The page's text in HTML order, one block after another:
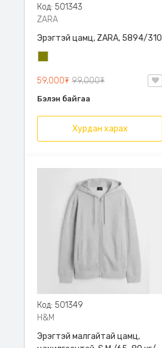
Код: 501343
ZARA
Эрэгтэй цамц, ZARA, 5894/310
59,000₮ 99,000₮
Бэлэн байгаа
Хурдан харах
Код: 501349
H&M
Эрэгтэй малгайтай цамц,